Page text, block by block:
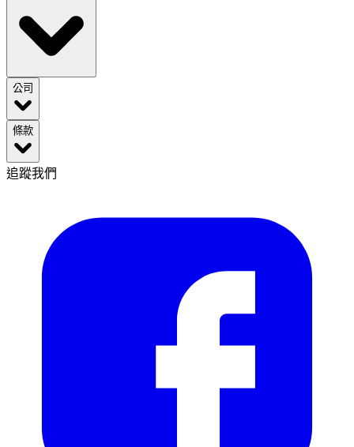
公司
條款
追蹤我們